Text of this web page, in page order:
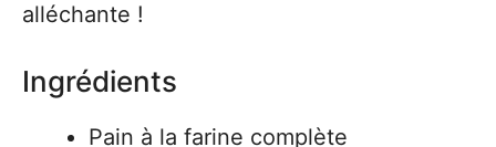
alléchante !
Ingrédients
Pain à la farine complète